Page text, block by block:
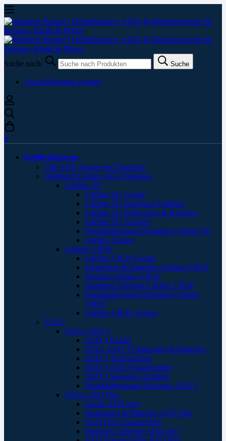
Suche nach: Suche
Geschäftskunde werden
0
Defibrillatoren
Alle AED Trainer im Überblick
Defibtech Lifeline AED Produkte
Lifeline SG
Lifeline SG Geräte
Lifeline SG Sonstiges Zubehör
Lifeline SG Elektroden & Batterien
Lifeline SG Taschen
Wandhalterungen/Schränke Lifeline SG
Lifeline Trainer
Lifeline VIEW
Lifeline VIEW Geräte
Elektroden & Batterien Lifeline VIEW
Taschen Lifeline VIEW
Sonstiges Zubehör Lifeline VIEW
Wandhalterungen/Schränke Lifeline
VIEW
Lifeline VIEW Trainer
ZOLL
ZOLL AED 3
AED 3 Geräte
ZOLL AED 3 Elektroden & Batterien
AED 3 Tragetaschen
AED 3 AED Wandschilder
AED 3 Sonstiges Zubehör
Wandhalterungen/Schränke AED 3
ZOLL AED Plus
Geräte AED plus
Elektroden & Batterien AED Plus
AED Plus Tragetaschen
Sonstiges Zubehör AED plus